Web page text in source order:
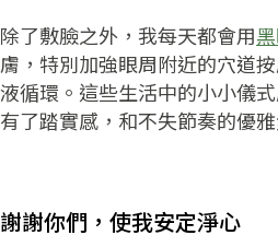
除了敷臉之外，我每天都會用
膚，特別加強眼周附近的穴道
液循環。這些生活中的小小儀
有了踏實感，和不失節奏的優雅
謝謝你們，使我安定淨心